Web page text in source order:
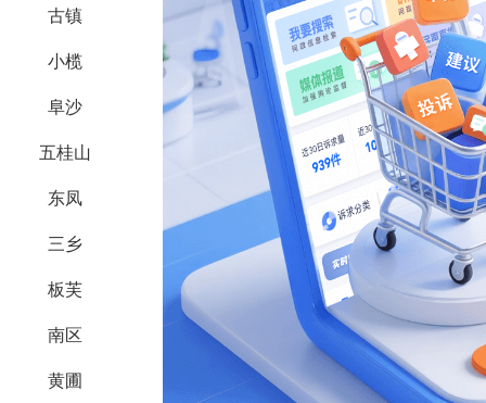
古镇
小榄
阜沙
五桂山
东凤
三乡
板芙
南区
黄圃